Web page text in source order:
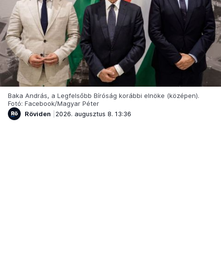
Baka András, a Legfelsőbb Bíróság korábbi elnöke (középen).
Fotó: Facebook/Magyar Péter
Röviden
2026. augusztus 8. 13:36